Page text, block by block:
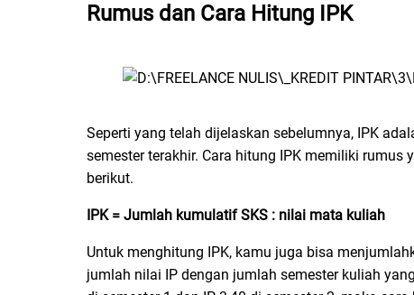
Rumus dan Cara Hitung IPK
Seperti yang telah dijelaskan sebelumnya, IPK
semester terakhir. Cara hitung IPK memiliki
berikut.
IPK = Jumlah kumulatif SKS : nilai mata kuliah
Untuk menghitung IPK, kamu juga bisa
jumlah nilai IP dengan jumlah semester kuliah